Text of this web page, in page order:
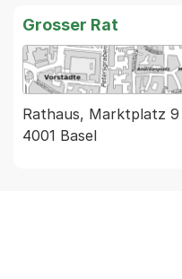
Grosser Rat
Rathaus, Marktplatz 9
4001 Basel